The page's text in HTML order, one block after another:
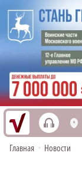
h L
Главная • Новости